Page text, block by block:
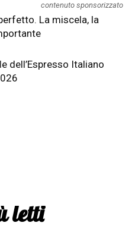
contenuto sponsorizzato
La miscela, la
dell’Espresso Italiano
letti